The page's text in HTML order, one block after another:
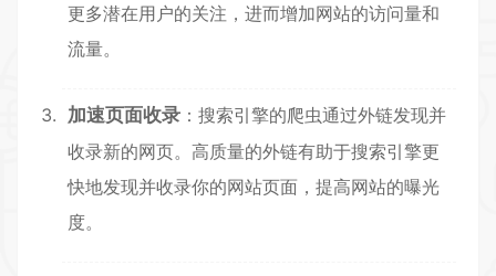
更多潜在用户的关注，进而增加网站的访问量和
流量。
加速页面收录 ：搜索引擎的爬虫通过外链发现并
收录新的网页。高质量的外链有助于搜索引擎更
快地发现并收录你的网站页面，提高网站的曝光
度。